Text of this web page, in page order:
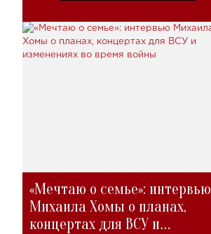
«Мечтаю о семье»: интервью
Михаила Хомы о планах,
концертах для ВСУ и